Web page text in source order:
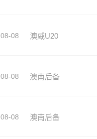
08-08 澳威U20
08-08 澳南后备
08-08 澳南后备